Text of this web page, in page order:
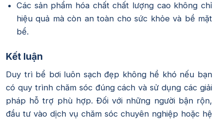
Các sản phẩm hóa chất chất lượng cao không chỉ
hiệu quả mà còn an toàn cho sức khỏe và bề mặt
bể.
Kết luận
Duy trì bể bơi luôn sạch đẹp không hề khó nếu bạn
có quy trình chăm sóc đúng cách và sử dụng các giải
pháp hỗ trợ phù hợp. Đối với những người bận rộn,
đầu tư vào dịch vụ chăm sóc chuyên nghiệp hoặc hệ